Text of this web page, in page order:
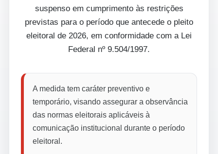
suspenso em cumprimento às restrições
previstas para o período que antecede o pleito
eleitoral de 2026, em conformidade com a Lei
Federal nº 9.504/1997.
A medida tem caráter preventivo e
temporário, visando assegurar a observância
das normas eleitorais aplicáveis à
comunicação institucional durante o período
eleitoral.